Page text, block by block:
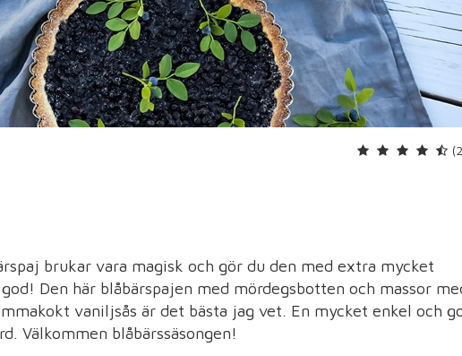
brukar vara magisk och gör du den med extra mycket
Den här blåbärspajen med mördegsbotten och massor
vaniljsås är det bästa jag vet. En mycket enkel och
Välkommen blåbärssäsongen!